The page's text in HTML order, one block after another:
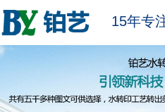
15年专